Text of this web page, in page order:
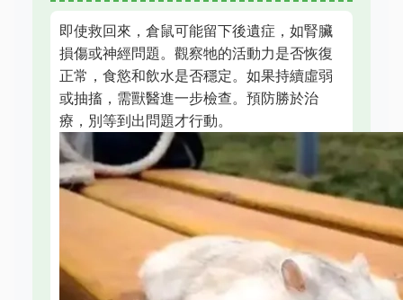
即使救回來，倉鼠可能留下後遺症，如腎臟
損傷或神經問題。觀察牠的活動力是否恢復
正常，食慾和飲水是否穩定。如果持續虛弱
或抽搐，需獸醫進一步檢查。預防勝於治
療，別等到出問題才行動。